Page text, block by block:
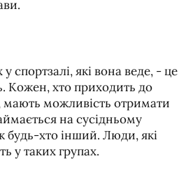
які вона веде, - це
Кожен, хто приходить до
мають можливість отримати
на сусідньому
будь-хто інший. Люди, які
у таких групах.